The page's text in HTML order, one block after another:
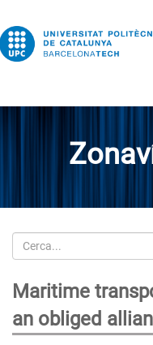
Cerca
Maritime
an obliged